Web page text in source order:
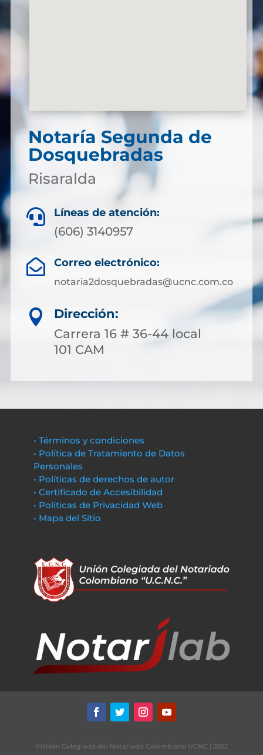
Notaría Segunda de
Dosquebradas
Risaralda
 Líneas de atención:
(606) 3140957
 Correo electrónico:
notaria2dosquebradas@ucnc.com.co

Dirección:
Carrera 16 # 36-44 local
101 CAM
• Términos y condiciones
• Política de Tratamiento de Datos
Personales
• Políticas de derechos de autor
• Certificado de Accesibilidad
• Políticas de Privacidad Web
• Mapa del Sitio
©Unión Colegiada del Notariado Colombiano UCNC | 2022